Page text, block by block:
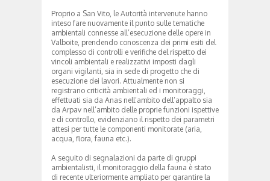
Proprio a San Vito, le Autorità intervenute hanno
inteso fare nuovamente il punto sulle tematiche
ambientali connesse all’esecuzione delle opere in
Valboite, prendendo conoscenza dei primi esiti del
complesso di controlli e verifiche del rispetto dei
vincoli ambientali e realizzativi imposti dagli
organi vigilanti, sia in sede di progetto che di
esecuzione dei lavori. Attualmente non si
registrano criticità ambientali ed i monitoraggi,
effettuati sia da Anas nell’ambito dell’appalto sia
da Arpav nell’ambito delle proprie funzioni ispettive
e di controllo, evidenziano il rispetto dei parametri
attesi per tutte le componenti monitorate (aria,
acqua, flora, fauna etc.).
A seguito di segnalazioni da parte di gruppi
ambientalisti, il monitoraggio della fauna è stato
di recente ulteriormente ampliato per garantire la